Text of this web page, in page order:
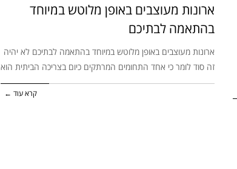
ארונות מעוצבים באופן מלוטש במיוחד
בהתאמה לבתיכם
ארונות מעוצבים באופן מלוטש במיוחד בהתאמה לבתיכם לא יהיה
זה סוד לומר כי אחד התחומים המרתקים כיום בצריכה הביתית הוא
קרא עוד ←